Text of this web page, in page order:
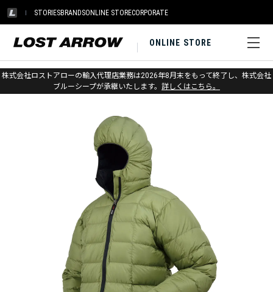
STORIESBRANDSONLINE STORECORPORATE
ONLINE STORE
株式会社ロストアローの輸入代理店業務は2026年8月末をもって終了し、株式会社
ブルーシープが承継いたします。 詳しくはこちら。
ホーム > アウトレット > アパレル メンズ